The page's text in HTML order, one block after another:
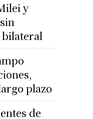
y
bilateral
plazo
de